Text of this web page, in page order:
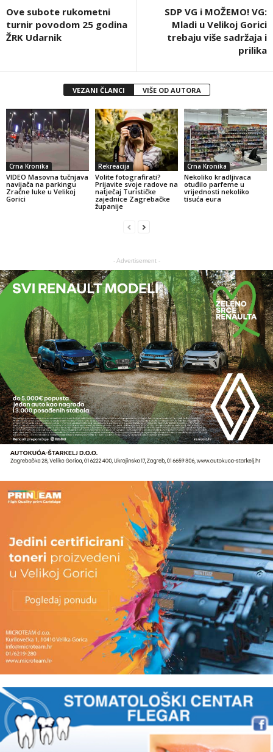
Ove subote rukometni
turnir povodom 25 godina
ŽRK Udarnik
SDP VG i MOŽEMO! VG:
Mladi u Velikoj Gorici
trebaju više sadržaja i
prilika
VEZANI ČLANCI VIŠE OD AUTORA
Crna Kronika
VIDEO Masovna tučnjava
navijača na parkingu
Zračne luke u Velikoj
Gorici
Rekreacija
Volite fotografirati?
Prijavite svoje radove na
natječaj Turističke
zajednice Zagrebačke
županije
Crna Kronika
Nekoliko kradljivaca
otuđilo parfeme u
vrijednosti nekoliko
tisuća eura
- Advertisement -